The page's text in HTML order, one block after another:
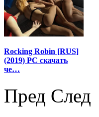
Rocking Robin [RUS]
(2019) PC скачать
че…
Пред След